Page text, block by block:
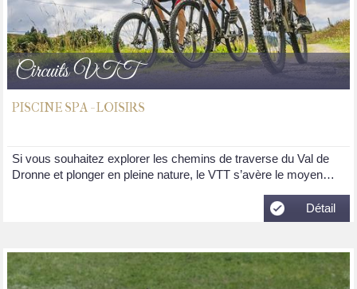
Circuits VTT
PISCINE SPA - LOISIRS
Si vous souhaitez explorer les chemins de traverse du Val de
Dronne et plonger en pleine nature, le VTT s’avère le moyen…
Détail